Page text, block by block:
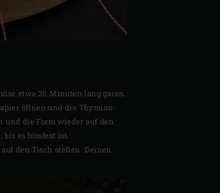
etwa 20 Minuten lang garen.
öffnen und die Thymian-
und die Form wieder auf den
bis es bissfest ist.
den Tisch stellen. Deinen